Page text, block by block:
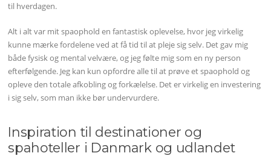
til hverdagen.
Alt i alt var mit spaophold en fantastisk oplevelse, hvor jeg virkelig
kunne mærke fordelene ved at få tid til at pleje sig selv. Det gav mig
både fysisk og mental velvære, og jeg følte mig som en ny person
efterfølgende. Jeg kan kun opfordre alle til at prøve et spaophold og
opleve den totale afkobling og forkælelse. Det er virkelig en investering
i sig selv, som man ikke bør undervurdere.
Inspiration til destinationer og
spahoteller i Danmark og udlandet